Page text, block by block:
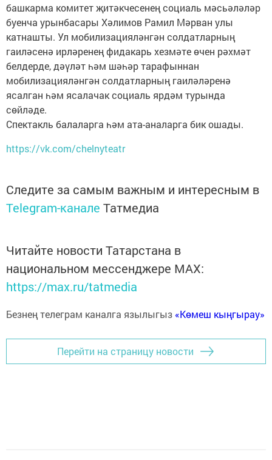
башкарма комитет җитәкчесенең социаль мәсьәләләр
буенча урынбасары Хәлимов Рамил Мәрван улы
катнашты. Ул мобилизацияләнгән солдатларның
гаиләсенә ирләренең фидакарь хезмәте өчен рәхмәт
белдерде, дәүләт һәм шәһәр тарафыннан
мобилизацияләнгән солдатларның гаиләләренә
ясалган һәм ясалачак социаль ярдәм турында
сөйләде.
Спектакль балаларга һәм ата-аналарга бик ошады.
https://vk.com/chelnyteatr
Следите за самым важным и интересным в
Telegram-канале Татмедиа
Читайте новости Татарстана в
национальном мессенджере MАХ:
https://max.ru/tatmedia
Безнең телеграм каналга язылыгыз «Көмеш кыңгырау»
Перейти на страницу новости